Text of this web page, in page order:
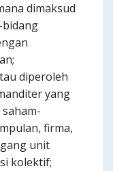
dimaksud
bidang
diperoleh
yang
firma,
unit
kolektif;